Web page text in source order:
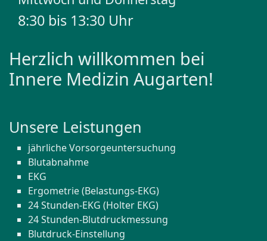
8:30 bis 13:30 Uhr
Herzlich willkommen bei
Innere Medizin Augarten!
Unsere Leistungen
jährliche Vorsorgeuntersuchung
Blutabnahme
EKG
Ergometrie (Belastungs-EKG)
24 Stunden-EKG (Holter EKG)
24 Stunden-Blutdruckmessung
Blutdruck-Einstellung